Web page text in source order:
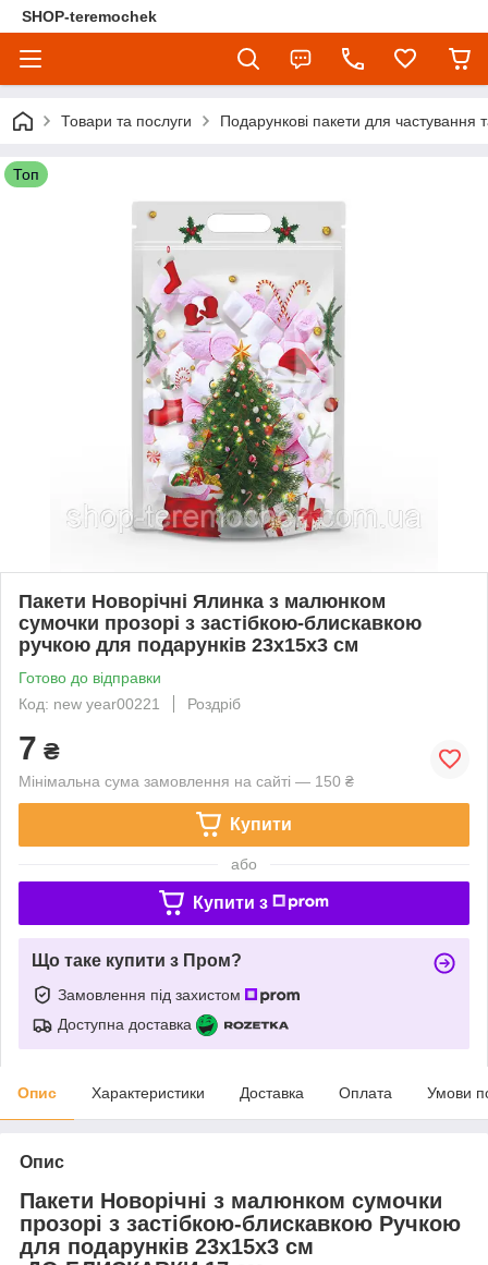
SHOP-teremochek
Товари та послуги Подарункові пакети для частування
Топ
Пакети Новорічні Ялинка з малюнком
сумочки прозорі з застібкою-блискавкою
ручкою для подарунків 23х15х3 см
Готово до відправки
Код: new year00221
Роздріб
7 ₴
Мінімальна сума замовлення на сайті — 150 ₴
Купити
або
Купити з
Що таке купити з Пром?
Замовлення під захистом
Доступна доставка
Опис Характеристики Доставка Оплата Умови
Опис
Пакети Новорічні з малюнком сумочки
прозорі з застібкою-блискавкою Ручкою
для подарунків 23х15х3 см